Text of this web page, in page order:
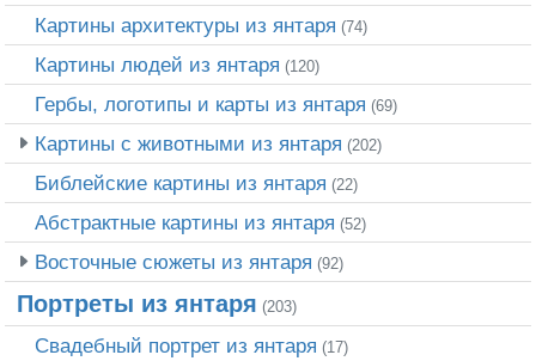
Картины архитектуры из янтаря (74)
Картины людей из янтаря (120)
Гербы, логотипы и карты из янтаря (69)
Картины с животными из янтаря (202)
Библейские картины из янтаря (22)
Абстрактные картины из янтаря (52)
Восточные сюжеты из янтаря (92)
Портреты из янтаря (203)
Свадебный портрет из янтаря (17)